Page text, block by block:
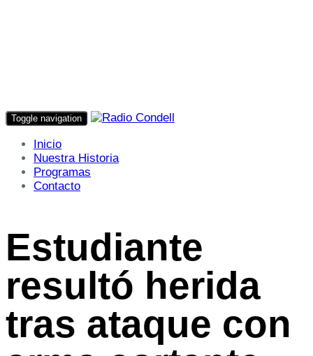
Toggle navigation
Inicio
Nuestra Historia
Programas
Contacto
Estudiante
resultó herida
tras ataque con